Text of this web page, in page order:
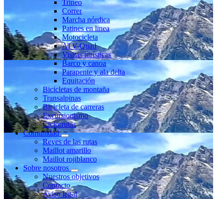
Trineo
Correr
Marcha nórdica
Patines en linea
Motocicleta
ATV-Quad
Visitas turísticas
Barco y canoa
Parapente y ala delta
Equitación
Bicicletas de montaña
Transalpinas
Bicicleta de carreras
Excursionismo
Ciclorrutas
Comunidad
Reyes de las rutas
Maillot amarillo
Maillot rojiblanco
Sobre nosotros
Nuestros objetivos
Contacto
Aviso legal